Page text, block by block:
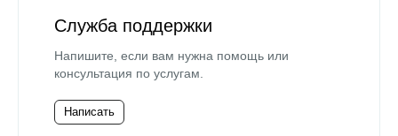
Служба поддержки
Напишите, если вам нужна помощь или
консультация по услугам.
Написать